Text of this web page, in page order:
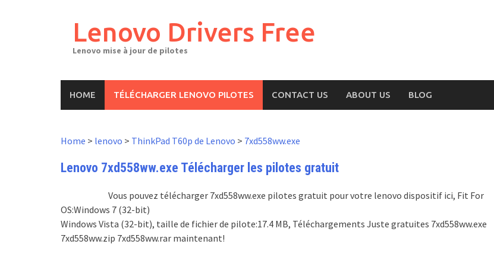
Lenovo Drivers Free
Lenovo mise à jour de pilotes
HOME TÉLÉCHARGER LENOVO PILOTES CONTACT US ABOUT US BLOG
Home > lenovo > ThinkPad T60p de Lenovo > 7xd558ww.exe
Lenovo 7xd558ww.exe Télécharger les pilotes gratuit
Vous pouvez télécharger 7xd558ww.exe pilotes gratuit pour votre lenovo dispositif ici, Fit For
OS:Windows 7 (32-bit)
Windows Vista (32-bit), taille de fichier de pilote:17.4 MB, Téléchargements Juste gratuites 7xd558ww.exe
7xd558ww.zip 7xd558ww.rar maintenant!